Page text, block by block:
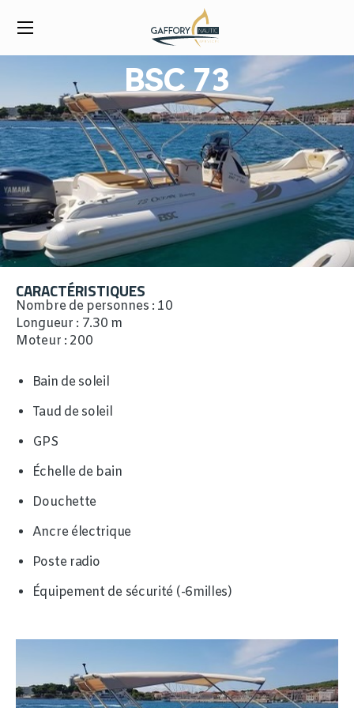
BSC 73
CARACTÉRISTIQUES
Nombre de personnes : 10
Longueur : 7.30 m
Moteur : 200
Bain de soleil
Taud de soleil
GPS
Échelle de bain
Douchette
Ancre électrique
Poste radio
Équipement de sécurité (-6milles)